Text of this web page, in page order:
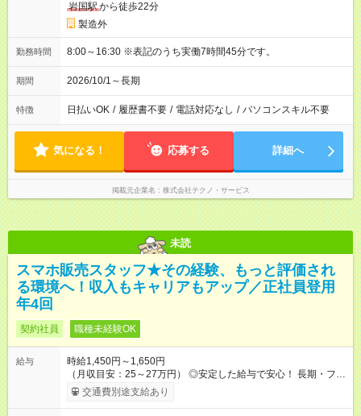
岩国駅から徒歩22分
製造外
勤務時間 8:00～16:30 ※表記のうち実働7時間45分です。
期間 2026/10/1～長期
特徴 日払いOK / 履歴書不要 / 電話対応なし / パソコンスキル不要
気になる！ 応募する 詳細へ
掲載元企業名 株式会社テクノ・サービス
未読
スマホ販売スタッフ★その経験、もっと評価され
る環境へ！収入もキャリアもアップ／正社員登用
年4回
契約社員 職種未経験OK
給与
時給1,450円～1,650円
（月収目安：25～27万円） ◎安定した給与で安心！ 長期・フル
タイムで勤務いただける方にお越しいただきたいと思っていま
す。シフトが削られることはないので、安定した給与が入りま
交通費別途支給あり